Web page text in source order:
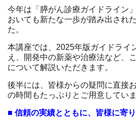
今年は「膵がん診療ガイドライン
おいても新たな一歩が踏み出され
た。
本講座では、2025年版ガイドライ
え、開発中の新薬や治療法など、
について解説いただきます。
後半には、皆様からの疑問に直接
の時間もたっぷりとご用意していま
■ 信頼の実績とともに、皆様に寄